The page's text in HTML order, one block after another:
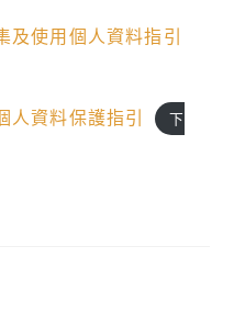
及使用個人資料指引
人資料保護指引
下